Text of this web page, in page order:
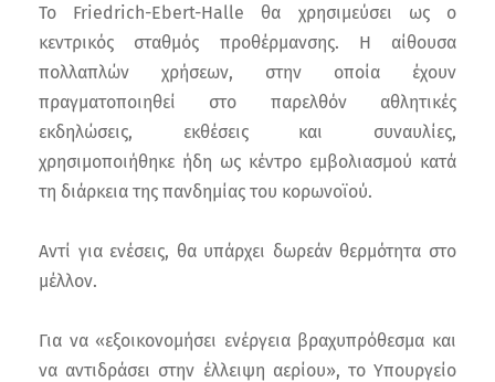
Το Friedrich-Ebert-Halle θα χρησιμεύσει ως ο
κεντρικός σταθμός προθέρμανσης. Η αίθουσα
πολλαπλών χρήσεων, στην οποία έχουν
πραγματοποιηθεί στο παρελθόν αθλητικές
εκδηλώσεις, εκθέσεις και συναυλίες,
χρησιμοποιήθηκε ήδη ως κέντρο εμβολιασμού κατά
τη διάρκεια της πανδημίας του κορωνοϊού.
Αντί για ενέσεις, θα υπάρχει δωρεάν θερμότητα στο
μέλλον.
Για να «εξοικονομήσει ενέργεια βραχυπρόθεσμα και
να αντιδράσει στην έλλειψη αερίου», το Υπουργείο